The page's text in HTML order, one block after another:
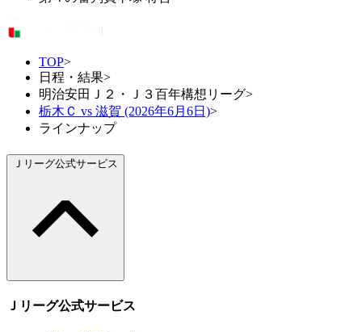
TOP>
日程・結果>
明治安田Ｊ２・Ｊ３百年構想リーグ>
栃木Ｃ vs 滋賀 (2026年6月6日)>
ラインナップ
Ｊリーグ公式サービス
Ｊリーグ公式サービス